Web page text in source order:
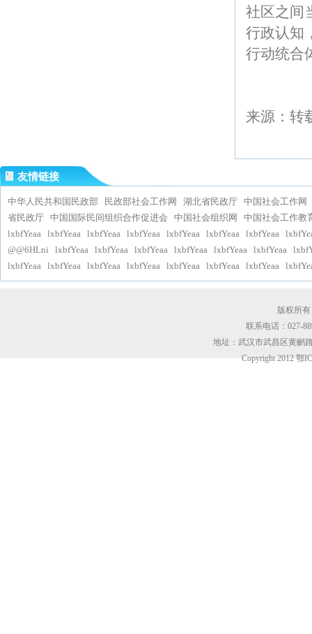
社区之间
行政认知
行动统合
来源：转
友情链接
中华人民共和国民政部 民政部社会工作网 湖北省民政厅 中国社会工作网
省民政厅 中国国际民间组织合作促进会 中国社会组织网
中国社会工作教
lxbfYeaa lxbfYeaa lxbfYeaa lxbfYeaa lxbfYeaa lxbfYeaa lxbfYeaa
@@6HLni
lxbfYeaa lxbfYeaa lxbfYeaa lxbfYeaa lxbfYeaa lxbfYeaa
lxbfYeaa lxbfYeaa lxbfYeaa lxbfYeaa lxbfYeaa lxbfYeaa lxbfYeaa
版权所
联系电话：027-
地址：武汉市武昌区黄鹂
Copyright 2012 鄂